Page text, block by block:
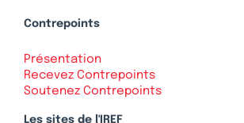
Contrepoints
Présentation
Recevez Contrepoints
Soutenez Contrepoints
Les sites de l'IREF